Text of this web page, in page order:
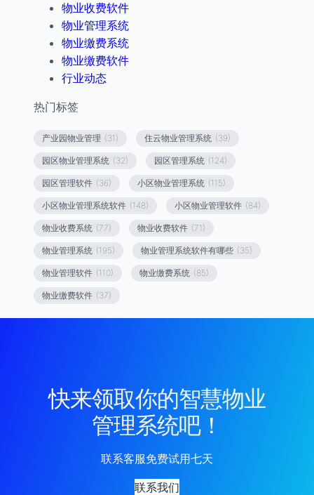
物业收费软件
物业管理系统
物业缴费系统
物业缴费软件
行业动态
热门标签
产业园物业管理 (31) 住云物业管理系统 (39)
园区物业管理系统 (32) 园区管理系统 (124)
园区管理软件 (36) 小区物业管理系统 (115)
小区物业管理系统软件 (148) 小区物业管理软件 (84)
物业收费系统 (77) 物业收费软件 (71)
物业管理系统 (195) 物业管理系统软件有哪些 (35)
物业管理软件 (110) 物业缴费系统 (85)
物业缴费软件 (37)
快来领取你的智慧物业
管理系统吧！
联系客服免费试用七天
联系我们